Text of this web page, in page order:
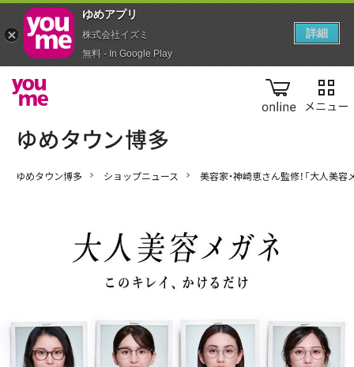
online
ゆめタウン博多 ショップニュース 美容家・神崎恵さん監修！「大人美容
ゆめアプ‪リ‬
株式会社イズミ
無料 - In Google Play
詳細